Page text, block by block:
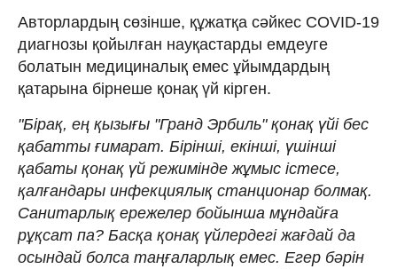
Авторлардың сөзінше, құжатқа сәйкес COVID-19
диагнозы қойылған науқастарды емдеуге
болатын медициналық емес ұйымдардың
қатарына бірнеше қонақ үй кірген.
"Бірақ, ең қызығы "Гранд Эрбиль" қонақ үйі бес
қабатты ғимарат. Бірінші, екінші, үшінші
қабаты қонақ үй режимінде жұмыс істесе,
қалғандары инфекциялық станционар болмақ.
Санитарлық ережелер бойынша мұндайға
рұқсат па? Басқа қонақ үйлердегі жағдай да
осындай болса таңғаларлық емес. Егер бәрін